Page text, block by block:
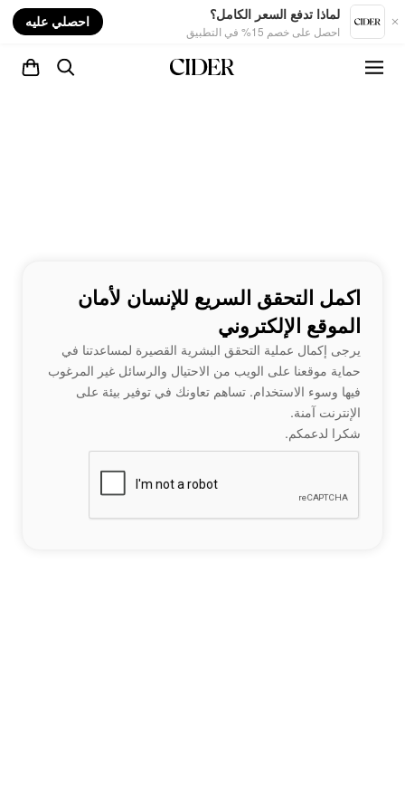
لماذا تدفع السعر الكامل؟
احصل على خصم 15% في التطبيق
احصلي عليه
اكمل التحقق السريع للإنسان لأمان
الموقع الإلكتروني
يرجى إكمال عملية التحقق البشرية القصيرة لمساعدتنا في
حماية موقعنا على الويب من الاحتيال والرسائل غير المرغوب
فيها وسوء الاستخدام. تساهم تعاونك في توفير بيئة على
الإنترنت آمنة.
شكرا لدعمكم.